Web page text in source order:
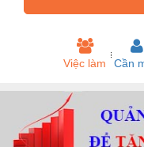
Việc làm Cần